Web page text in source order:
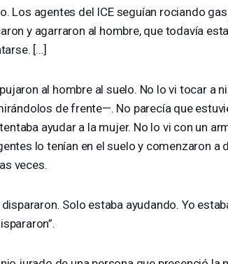
Los agentes del ICEseguían rociando
y agarraron al hombre, que todavía
[…]
al hombre al suelo. No lo vi tocar a
de frente—. No parecía que
ayudar a la mujer. No lo vi con un
lo tenían en el suelo y comenzaron a
veces.
dispararon. Solo estaba ayudando. Yo